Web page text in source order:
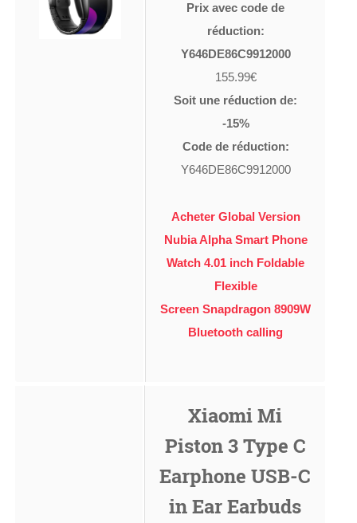
Prix avec code de
réduction:
Y646DE86C9912000
155.99€
Soit une réduction de:
-15%
Code de réduction:
Y646DE86C9912000
Acheter Global Version
Nubia Alpha Smart Phone
Watch 4.01 inch Foldable
Flexible
Screen Snapdragon 8909W
Bluetooth calling
Xiaomi Mi
Piston 3 Type C
Earphone USB-C
in Ear Earbuds